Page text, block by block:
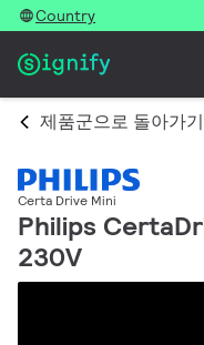
Country
제품군으로 돌아가기
Certa Drive Mini
Philips
230V